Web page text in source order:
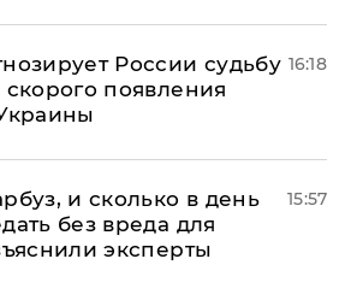
России судьбу
появления
16:18
и сколько в день
без вреда для
эксперты
15:57